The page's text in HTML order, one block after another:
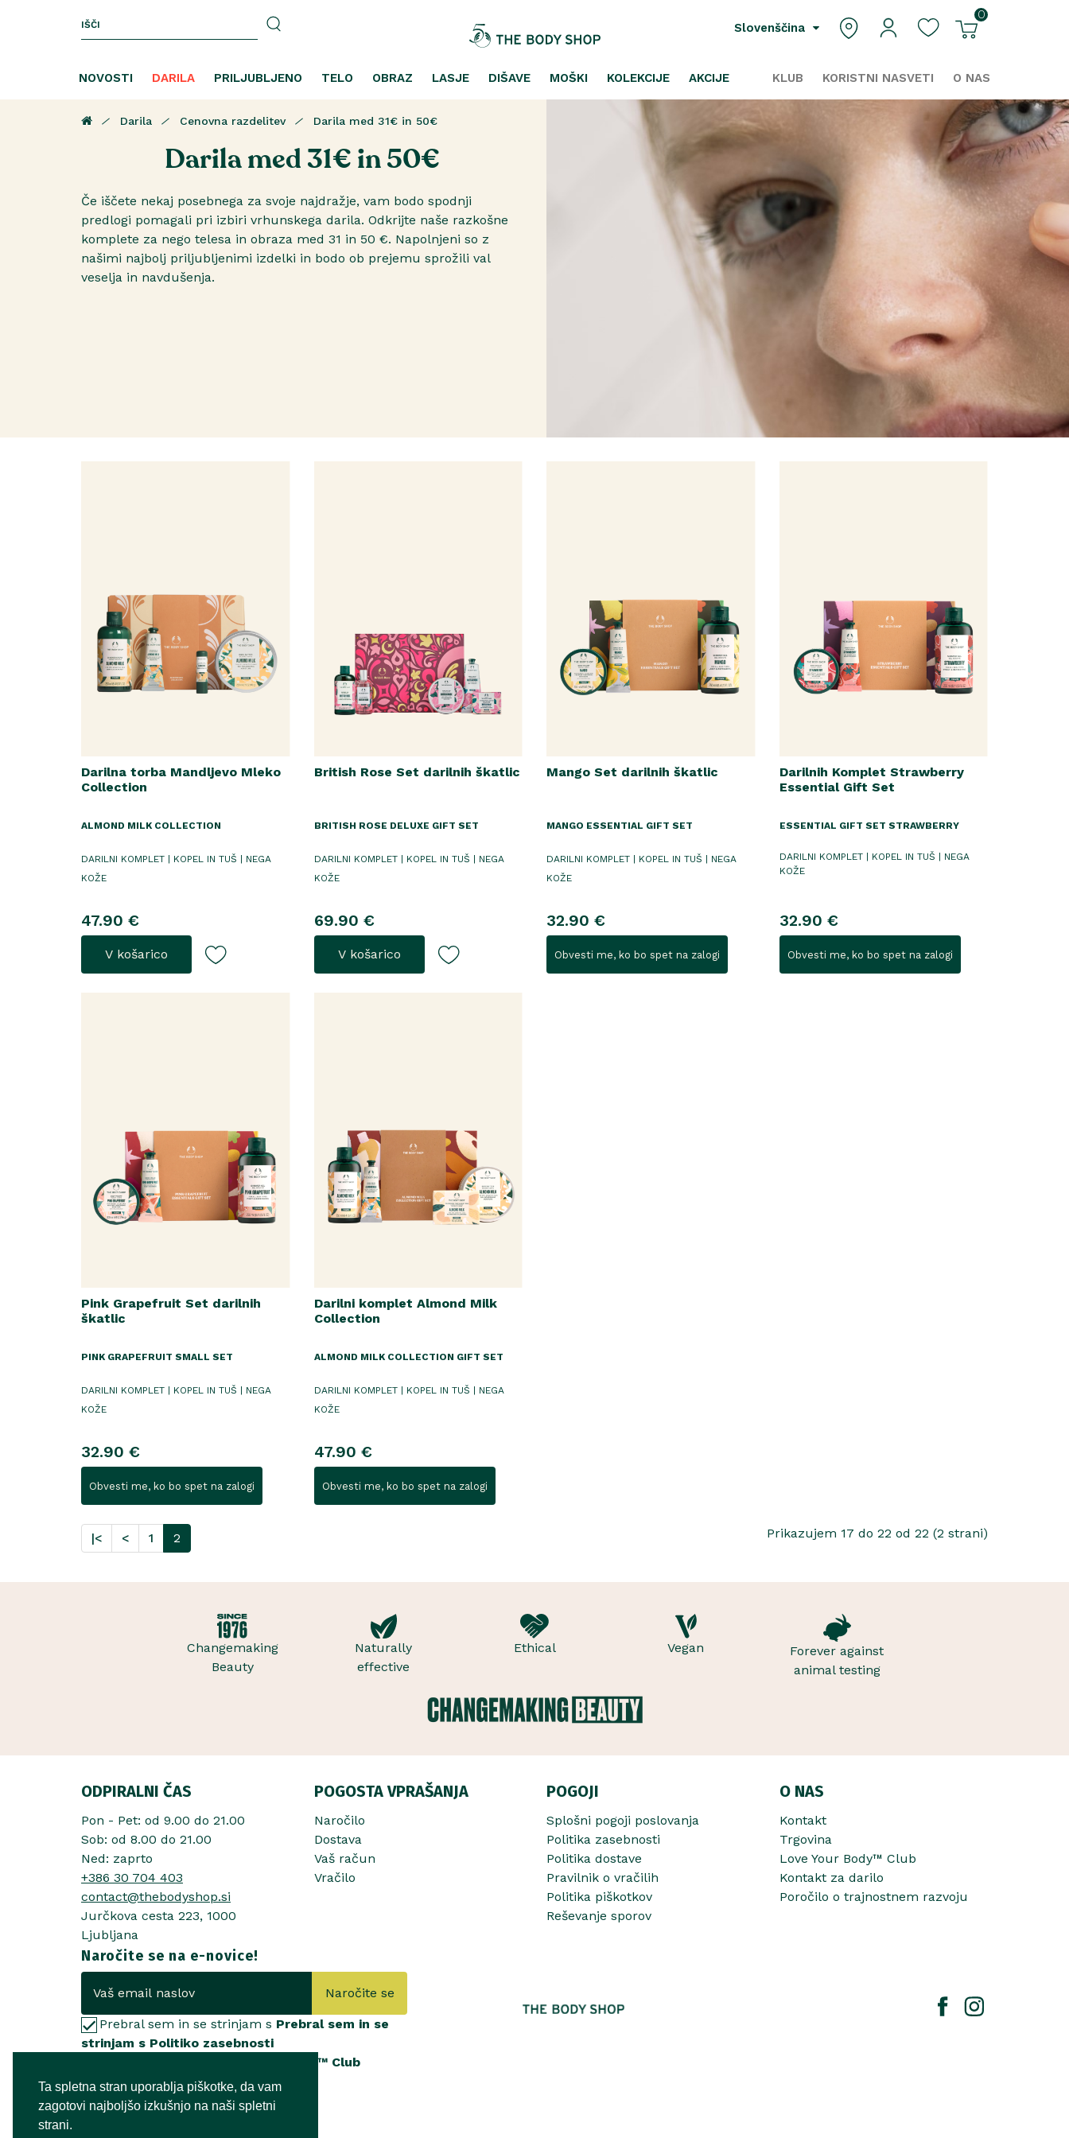
Ta spletna stran uporablja piškotke, da vam
zagotovi najboljšo izkušnjo na naši spletni
strani.
Slovenščina
0
NOVOSTI DARILA PRILJUBLJENO TELO OBRAZ LASJE DIŠAVE MOŠKI KOLEKCIJE AKCIJE O NAS
KORISTNI NASVETI
KLUB
Darila Cenovna razdelitev Darila med 31€ in 50€
Darila med 31€ in 50€
Če iščete nekaj posebnega za svoje najdražje, vam bodo spodnji
predlogi pomagali pri izbiri vrhunskega darila. Odkrijte naše razkošne
komplete za nego telesa in obraza med 31 in 50 €. Napolnjeni so z
našimi najbolj priljubljenimi izdelki in bodo ob prejemu sprožili val
veselja in navdušenja.
Darilna torba Mandljevo Mleko
Collection
ALMOND MILK COLLECTION
DARILNI KOMPLET | KOPEL IN TUŠ | NEGA
KOŽE
47.90 €
V košarico
British Rose Set darilnih škatlic
BRITISH ROSE DELUXE GIFT SET
DARILNI KOMPLET | KOPEL IN TUŠ | NEGA
KOŽE
69.90 €
V košarico
Mango Set darilnih škatlic
MANGO ESSENTIAL GIFT SET
DARILNI KOMPLET | KOPEL IN TUŠ | NEGA
KOŽE
32.90 €
Obvesti me, ko bo spet na zalogi
Darilnih Komplet Strawberry
Essential Gift Set
ESSENTIAL GIFT SET STRAWBERRY
DARILNI KOMPLET | KOPEL IN TUŠ | NEGA
KOŽE
32.90 €
Obvesti me, ko bo spet na zalogi
Pink Grapefruit Set darilnih
škatlic
PINK GRAPEFRUIT SMALL SET
DARILNI KOMPLET | KOPEL IN TUŠ | NEGA
KOŽE
32.90 €
Obvesti me, ko bo spet na zalogi
Darilni komplet Almond Milk
Collection
ALMOND MILK COLLECTION GIFT SET
DARILNI KOMPLET | KOPEL IN TUŠ | NEGA
KOŽE
47.90 €
Obvesti me, ko bo spet na zalogi
|< < 1 2 Prikazujem 17 do 22 od 22 (2 strani)
Changemaking
Beauty
Naturally
effective
Ethical Vegan
Forever against
animal testing
ODPIRALNI ČAS
Pon - Pet: od 9.00 do 21.00
Sob: od 8.00 do 21.00
Ned: zaprto
+386 30 704 403
contact@thebodyshop.si
Jurčkova cesta 223, 1000
Ljubljana
POGOSTA VPRAŠANJA
Naročilo
Dostava
Vaš račun
Vračilo
POGOJI
Splošni pogoji poslovanja
Politika zasebnosti
Politika dostave
Pravilnik o vračilih
Politika piškotkov
Reševanje sporov
O NAS
Kontakt
Trgovina
Love Your Body™ Club
Kontakt za darilo
Poročilo o trajnostnem razvoju
Naročite se na e-novice!
Naročite se
Prebral sem in se strinjam s Prebral sem in se
strinjam s Politiko zasebnosti
Love Your Body™ Club